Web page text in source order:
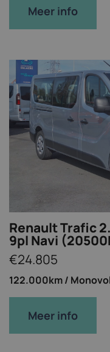
Meer info
Renault Trafic
9pl Navi
€24.805
122.000km /
Meer info